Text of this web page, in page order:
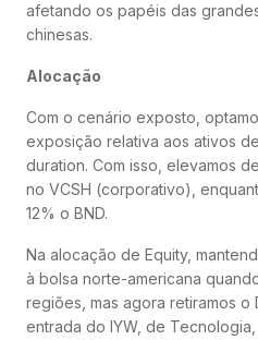
afetando os papéis das
chinesas.
Alocação
Com o cenário exposto,
exposição relativa aos ativos
duration. Com isso, elevamos
no VCSH (corporativo),
12% o BND.
Na alocação de Equity,
à bolsa norte-americana
regiões, mas agora retiramos o
entrada do IYW, de